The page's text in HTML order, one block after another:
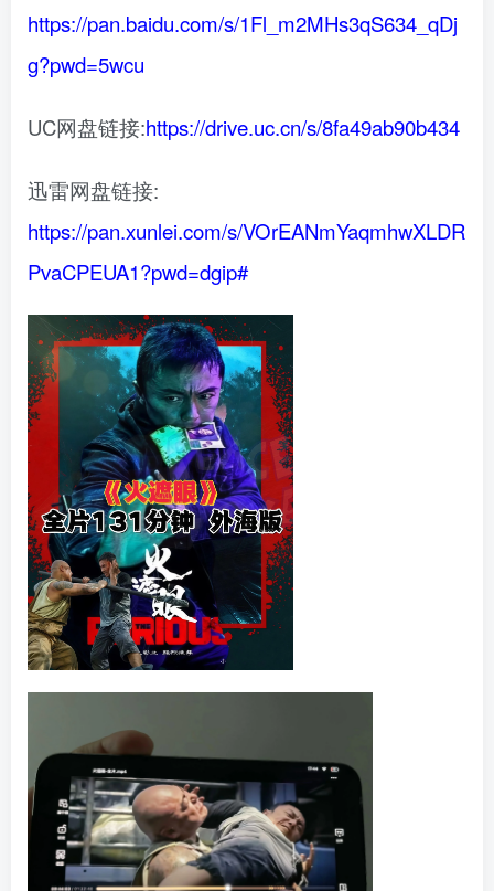
https://pan.baidu.com/s/1Fl_m2MHs3qS634_qDj
g?pwd=5wcu
UC网盘链接:https://drive.uc.cn/s/8fa49ab90b434
迅雷网盘链接:
https://pan.xunlei.com/s/VOrEANmYaqmhwXLDR
PvaCPEUA1?pwd=dgip#